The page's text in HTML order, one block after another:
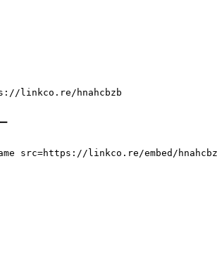
linkco.re/hnahcbzb
src=https://linkco.re/embed/